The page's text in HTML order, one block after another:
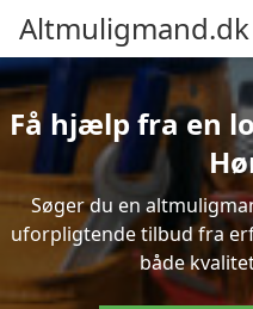
Altmuligmand.dk
Få hjælp fra en
Søger du en
uforpligtende tilbud fra
både